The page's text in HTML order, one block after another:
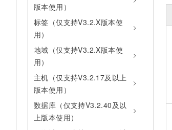
版本使用）
标签（仅支持V3.2.X版本使
用）
地域（仅支持V3.2.X版本使
用）
主机（仅支持V3.2.17及以上
版本使用）
数据库（仅支持V3.2.40及以
上版本使用）